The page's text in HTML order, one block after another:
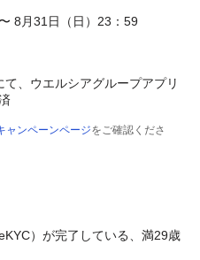
8月31日（日）23：59
、ウエルシアグループアプリ
ャンペーンページをご確認くださ
）が完了している、満29歳